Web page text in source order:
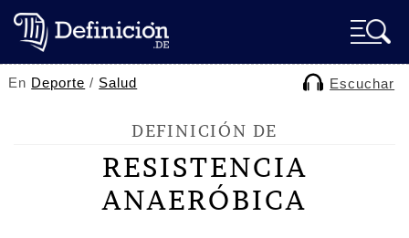
En Deporte / Salud Escuchar
DEFINICIÓN DE
RESISTENCIA
ANAERÓBICA